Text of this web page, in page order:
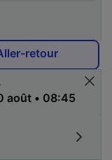
retour